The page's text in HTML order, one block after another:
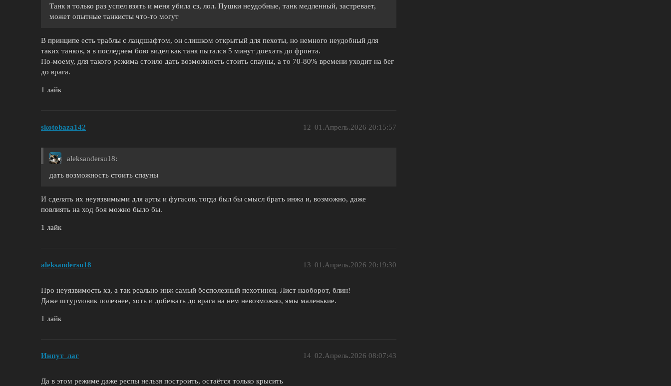
Танк я только раз успел взять и меня убила сз, лол. Пушки неудобные, танк медленный, застревает,
может опытные танкисты что-то могут
В принципе есть траблы с ландшафтом, он слишком открытый для пехоты, но немного неудобный для
таких танков, я в последнем бою видел как танк пытался 5 минут доехать до фронта.
По-моему, для такого режима стоило дать возможность стоить спауны, а то 70-80% времени уходит на бег
до врага.
1 лайк
skotobaza142 01.Апрель.2026 20:15:57
12
aleksandersu18:
дать возможность стоить спауны
И сделать их неуязвимыми для арты и фугасов, тогда был бы смысл брать инжа и, возможно, даже
повлиять на ход боя можно было бы.
1 лайк
aleksandersu18 01.Апрель.2026 20:19:30
13
Про неуязвимость хз, а так реально инж самый бесполезный пехотинец. Лист наоборот, блин!
Даже штурмовик полезнее, хоть и добежать до врага на нем невозможно, ямы маленькие.
1 лайк
Инпут_лаг 02.Апрель.2026 08:07:43
14
Да в этом режиме даже респы нельзя построить, остаётся только крысить